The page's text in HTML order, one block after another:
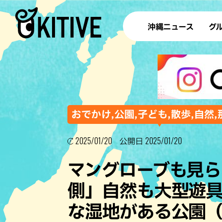
沖縄ニュース グ
ラ
テイ
すし
沖
ステー
その他
ブッフェ
おでかけ,公園,子ども,散歩,自然,
2025/01/20 公開日 2025/01/20
マングローブも見
側」自然も大型遊
な湿地がある公園